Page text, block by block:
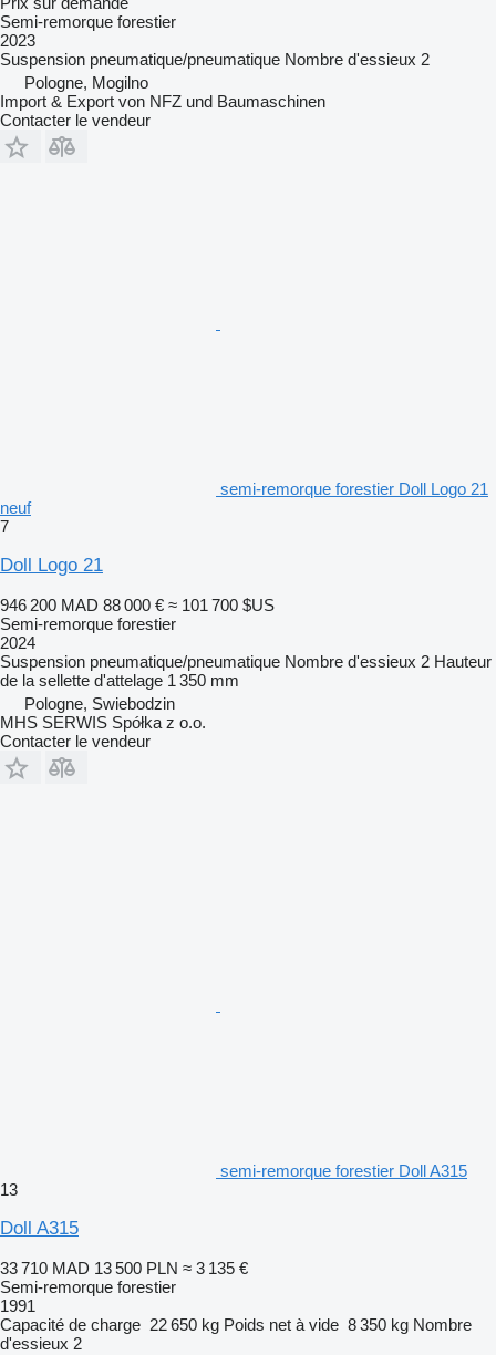
Semi-remorque forestier
2023
Suspension pneumatique/pneumatique Nombre d'essieux 2
Pologne, Mogilno
Import & Export von NFZ und Baumaschinen
Contacter le vendeur
semi-remorque forestier Doll Logo 21
neuf
7
Doll Logo 21
946 200 MAD 88 000 € ≈ 101 700 $US
Semi-remorque forestier
2024
Suspension pneumatique/pneumatique Nombre d'essieux 2 Hauteur
de la sellette d'attelage 1 350 mm
Pologne, Swiebodzin
MHS SERWIS Spółka z o.o.
Contacter le vendeur
semi-remorque forestier Doll A315
13
Doll A315
33 710 MAD 13 500 PLN ≈ 3 135 €
Semi-remorque forestier
1991
Capacité de charge 22 650 kg Poids net à vide 8 350 kg Nombre
d'essieux 2